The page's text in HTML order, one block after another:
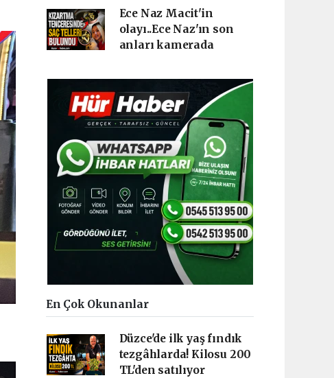
Ece Naz Macit'in
olayı..Ece Naz'ın son
anları kamerada
En Çok Okunanlar
Düzce'de ilk yaş fındık
tezgâhlarda! Kilosu 200
TL'den satılıyor